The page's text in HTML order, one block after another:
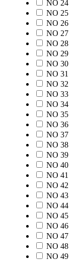
NO 24
NO 25
NO 26
NO 27
NO 28
NO 29
NO 30
NO 31
NO 32
NO 33
NO 34
NO 35
NO 36
NO 37
NO 38
NO 39
NO 40
NO 41
NO 42
NO 43
NO 44
NO 45
NO 46
NO 47
NO 48
NO 49